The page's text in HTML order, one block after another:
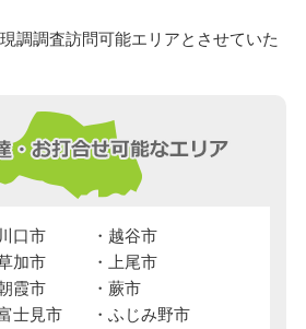
調調査訪問可能エリアとさせていた
川口市
越谷市
加市
上尾市
霞市
蕨市
士見市
ふじみ野市